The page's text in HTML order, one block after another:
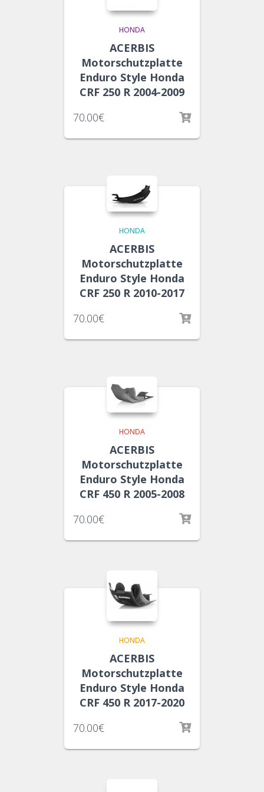
HONDA
ACERBIS
Motorschutzplatte
Enduro Style Honda
CRF 250 R 2004-2009
70.00€
HONDA
ACERBIS
Motorschutzplatte
Enduro Style Honda
CRF 250 R 2010-2017
70.00€
HONDA
ACERBIS
Motorschutzplatte
Enduro Style Honda
CRF 450 R 2005-2008
70.00€
HONDA
ACERBIS
Motorschutzplatte
Enduro Style Honda
CRF 450 R 2017-2020
70.00€